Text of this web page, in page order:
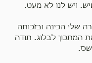
ויש לנו לא מעט.
שלי הכינה ובזכותה
המתכון לבלוג. תודה